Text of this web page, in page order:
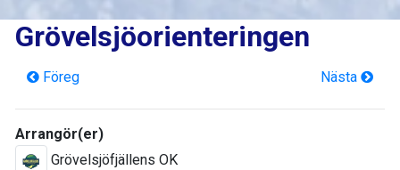
Grövelsjöorienteringen
Föreg Nästa
Arrangör(er)
Grövelsjöfjällens OK